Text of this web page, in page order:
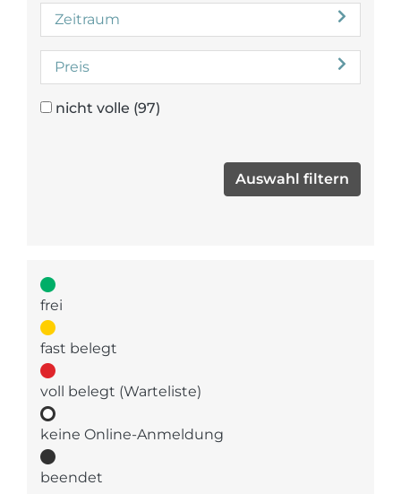
Zeitraum
Preis
nicht volle (97)
frei
fast belegt
voll belegt (Warteliste)
keine Online-Anmeldung
beendet